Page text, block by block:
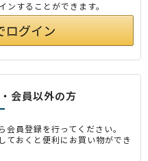
することができます。
会員以外の方
員登録を行ってください。
ておくと便利にお買い物ができ